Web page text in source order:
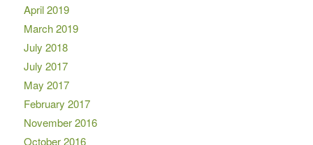
April 2019
March 2019
July 2018
July 2017
May 2017
February 2017
November 2016
October 2016